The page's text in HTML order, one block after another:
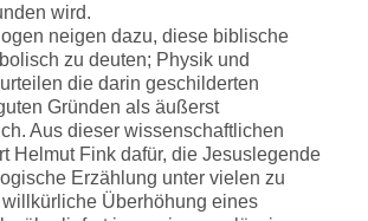
wird.
neigen dazu, diese biblische
zu deuten; Physik und
die darin geschilderten
Gründen als äußerst
Aus dieser wissenschaftlichen
Helmut Fink dafür, die Jesuslegende
Erzählung unter vielen zu
willkürliche Überhöhung eines